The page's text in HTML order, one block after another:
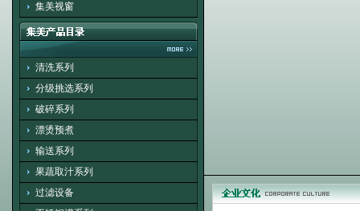
集美视窗
清洗系列
分级挑选系列
破碎系列
漂烫预煮
输送系列
果蔬取汁系列
过滤设备